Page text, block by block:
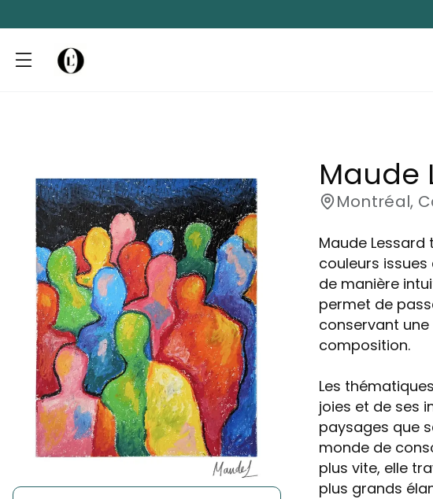
Maude
Montréal,
Maude
couleurs issues
de manière
permet de
conservant
composition.
Les
joies et de ses
paysages que
monde de
plus vite, elle
plus grands